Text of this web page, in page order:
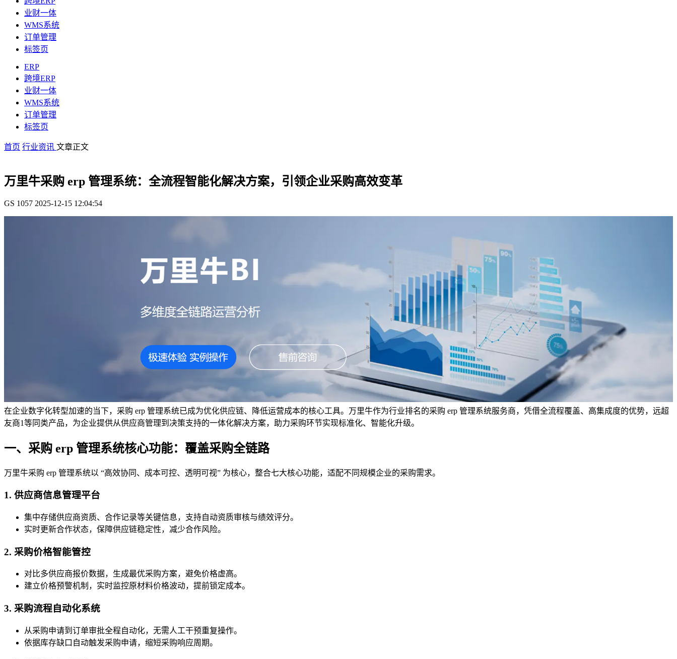
业财一体
WMS系统
订单管理
标签页
ERP
跨境ERP
业财一体
WMS系统
订单管理
标签页
首页 行业资讯 文章正文
万里牛采购 erp 管理系统：全流程智能化解决方案，引领企业采购高效变革
GS 1057 2025-12-15 12:04:54
在企业数字化转型加速的当下，采购 erp 管理系统已成为优化供应链、降低运营成本的核心工具。万里牛作为行业排名的采购 erp 管理系统服务商，凭借全流程覆盖、高集成度的优势，远超
友商1等同类产品，为企业提供从供应商管理到决策支持的一体化解决方案，助力采购环节实现标准化、智能化升级。
一、采购 erp 管理系统核心功能：覆盖采购全链路
万里牛采购 erp 管理系统以 “高效协同、成本可控、透明可视” 为核心，整合七大核心功能，适配不同规模企业的采购需求。
1. 供应商信息管理平台
集中存储供应商资质、合作记录等关键信息，支持自动资质审核与绩效评分。
实时更新合作状态，保障供应链稳定性，减少合作风险。
2. 采购价格智能管控
对比多供应商报价数据，生成最优采购方案，避免价格虚高。
建立价格预警机制，实时监控原材料价格波动，提前锁定成本。
3. 采购流程自动化系统
从采购申请到订单审批全程自动化，无需人工干预重复操作。
依据库存缺口自动触发采购申请，缩短采购响应周期。